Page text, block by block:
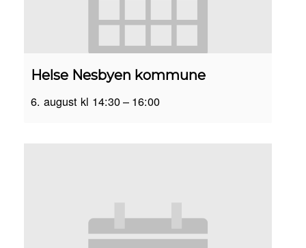
Helse Nesbyen kommune
6. august kl 14:30– 16:00